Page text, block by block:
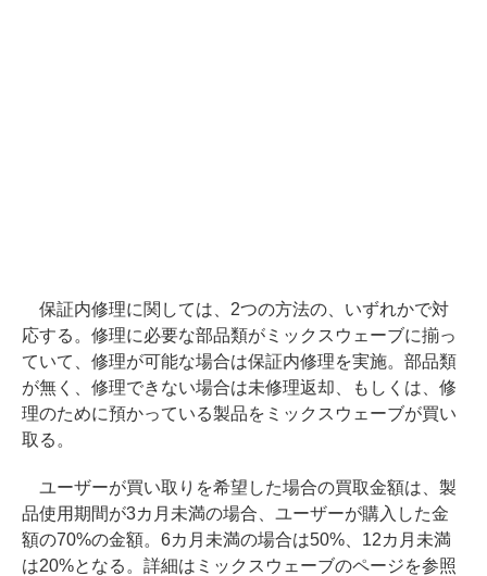
保証内修理に関しては、2つの方法の、いずれかで対
応する。修理に必要な部品類がミックスウェーブに揃っ
ていて、修理が可能な場合は保証内修理を実施。部品類
が無く、修理できない場合は未修理返却、もしくは、修
理のために預かっている製品をミックスウェーブが買い
取る。
ユーザーが買い取りを希望した場合の買取金額は、製
品使用期間が3カ月未満の場合、ユーザーが購入した金
額の70%の金額。6カ月未満の場合は50%、12カ月未満
は20%となる。詳細はミックスウェーブのページを参照